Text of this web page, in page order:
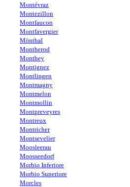
Montévraz
Montezillon
Montfaucon
Montfavergier
Mönthal
Montherod
Monthey
Montignez
Montlingen
Montmagny
Montmelon
Montmollin
Montpreveyres
Montreux
Montricher
Montsevelier
Moosleerau
Moosseedorf
Morbio Inferiore
Morbio Superiore
Morcles